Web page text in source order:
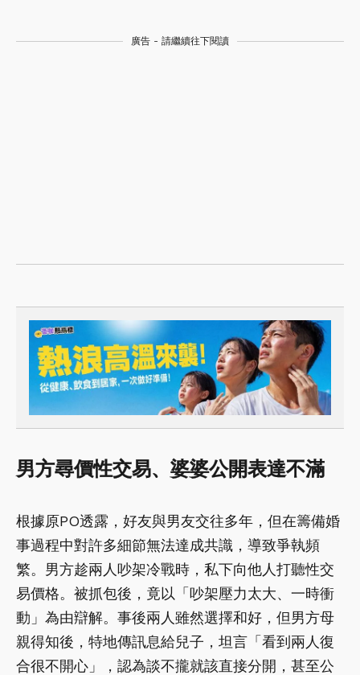
廣告 - 請繼續往下閱讀
男方尋價性交易、婆婆公開表達不滿
根據原PO透露，好友與男友交往多年，但在籌備婚
事過程中對許多細節無法達成共識，導致爭執頻
繁。男方趁兩人吵架冷戰時，私下向他人打聽性交
易價格。被抓包後，竟以「吵架壓力太大、一時衝
動」為由辯解。事後兩人雖然選擇和好，但男方母
親得知後，特地傳訊息給兒子，坦言「看到兩人復
合很不開心」，認為談不攏就該直接分開，甚至公